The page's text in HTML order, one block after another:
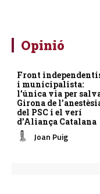
Opinió
Front
i municipalista:
l’única via per
Girona de
del PSC i el verí
d’Aliança Catalana
Joan Puig